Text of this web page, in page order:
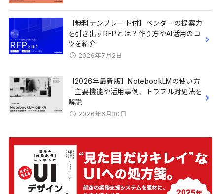
【無料テンプレート付】ベンダーの提案力
を引き出すRFPとは？作り方やAI活用のコ
ツを紹介
2026年7月2日
【2026年最新版】NotebookLMの使い方
｜主要機能や活用事例、トラブル対処法を
解説
2026年6月30日